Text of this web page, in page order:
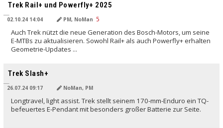
Trek Rail+ und Powerfly+ 2025
02.10.24 14:04 PM, NoMan
Auch Trek nützt die neue Generation des Bosch-Motors, um seine
E-MTBs zu aktualisieren. Sowohl Rail+ als auch Powerfly+ erhalten
Geometrie-Updates ...
Trek Slash+
26.07.24 09:17 NoMan, PM
Longtravel, light assist. Trek stellt seinem 170-mm-Enduro ein TQ-
befeuertes E-Pendant mit besonders großer Batterie zur Seite.